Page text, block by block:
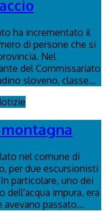
ha incrementato il
di persone che si
Nel
del Commissariato
sloveno, classe...
nel comune di
per due escursionisti
particolare, uno dei
dell'acqua impura, era
avevano passato...